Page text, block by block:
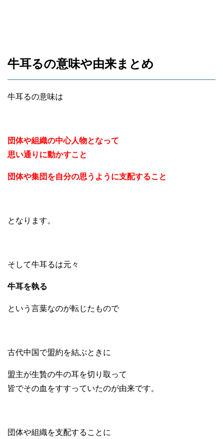
牛耳るの意味や由来まとめ
牛耳るの意味は
団体や組織の中心人物となって
思い通りに動かすこと
団体や集団を自分の思うように支配すること
となります。
そして牛耳るは元々
牛耳を執る
という言葉なのが転じたもので
古代中国で盟約を結ぶときに
盟主が生贄の牛の耳を切り取って
皆でその血をすすっていたのが由来です。
団体や組織を支配することに